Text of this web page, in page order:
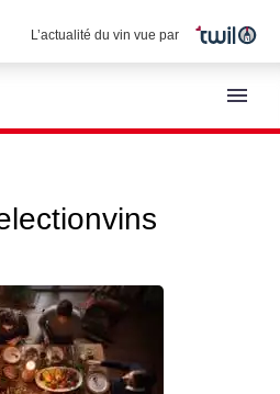
L’actualité du vin vue par